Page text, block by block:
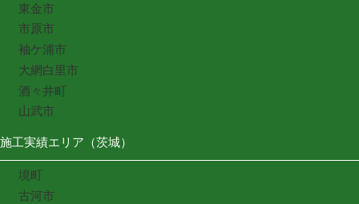
東金市
市原市
袖ケ浦市
大網白里市
酒々井町
山武市
施工実績エリア（茨城）
境町
古河市